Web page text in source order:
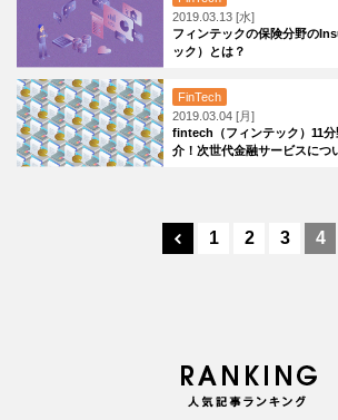
2019.03.13 [水]
フィンテックの保険分野の
ック）とは？
FinTech
2019.03.04 [月]
fintech（フィンテック）11
介！次世代金融サービスにつ
1 2 3 4